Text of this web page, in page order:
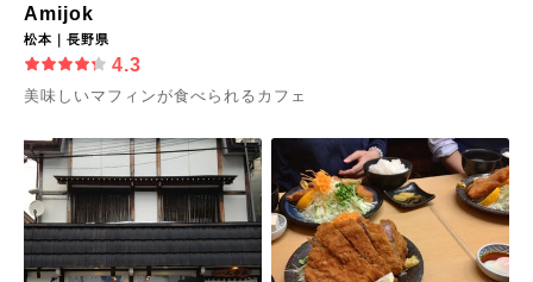
Amijok
松本｜長野県
4.3
美味しいマフィンが食べられるカフェ